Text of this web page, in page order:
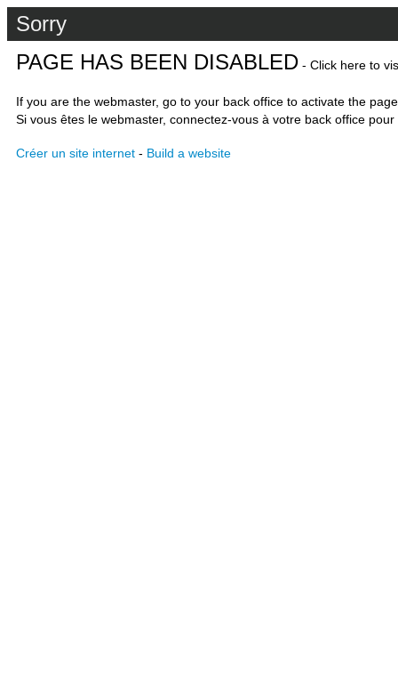
Sorry
PAGE HAS BEEN DISABLED - Click here to
If you are the webmaster, go to your back office to activate the
Si vous êtes le webmaster, connectez-vous à votre back office
Créer un site internet - Build a website